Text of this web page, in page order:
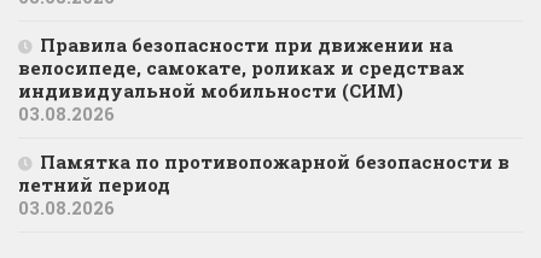
Правила безопасности при движении на
велосипеде, самокате, роликах и средствах
индивидуальной мобильности (СИМ)
03.08.2026
Памятка по противопожарной безопасности в
летний период
03.08.2026